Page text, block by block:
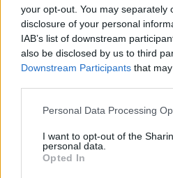
your opt-out. You may separately
disclosure of your personal
IAB’s list of downstream
also be disclosed by us to third
Downstream Participants that
Personal Data Processing
I want to opt-out of the
personal data.
Opted In